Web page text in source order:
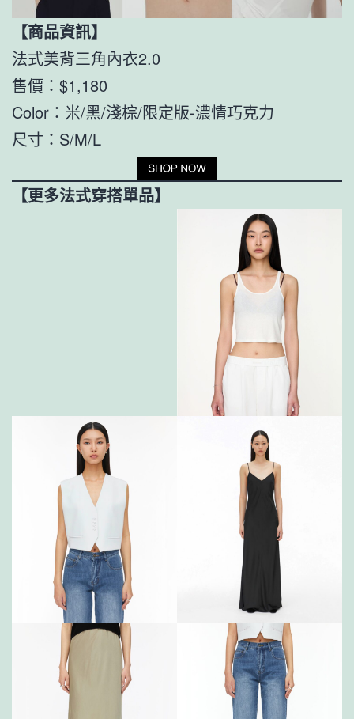
【商品資訊】
法式美背三角內衣2.0
售價：$1,180
Color：米/黑/淺棕/限定版-濃情巧克力
尺寸：S/M/L
【更多法式穿搭單品】